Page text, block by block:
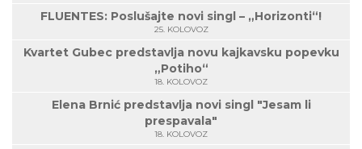
FLUENTES: Poslušajte novi singl – „Horizonti“!
25. KOLOVOZ
Kvartet Gubec predstavlja novu kajkavsku popevku
„Potiho“
18. KOLOVOZ
Elena Brnić predstavlja novi singl "Jesam li
prespavala"
18. KOLOVOZ